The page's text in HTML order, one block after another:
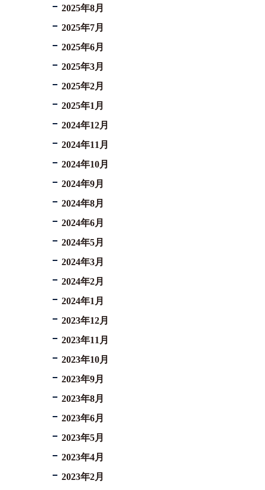
2025年8月
2025年7月
2025年6月
2025年3月
2025年2月
2025年1月
2024年12月
2024年11月
2024年10月
2024年9月
2024年8月
2024年6月
2024年5月
2024年3月
2024年2月
2024年1月
2023年12月
2023年11月
2023年10月
2023年9月
2023年8月
2023年6月
2023年5月
2023年4月
2023年2月